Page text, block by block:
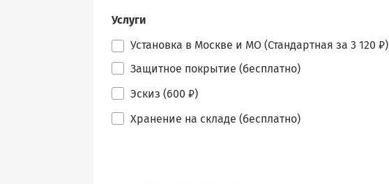
Услуги
Установка в Москве и МО (Стандартная за 3 120 ₽)
Защитное покрытие (бесплатно)
Эскиз (600 ₽)
Хранение на складе (бесплатно)